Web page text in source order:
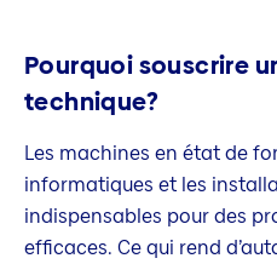
Pourquoi souscrire
technique?
Les machines en état de
informatiques et les
indispensables pour des
efficaces. Ce qui rend